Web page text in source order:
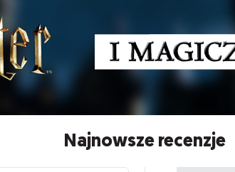
Najnowsze recenzje